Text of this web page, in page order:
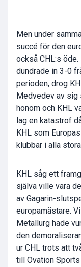
Men under
succé för den
också CHL:s
dundrade in 3-0
perioden, drog
Medvedev av
honom och KHL
lag en katastrof
KHL som
klubbar i alla
KHL såg ett
själva ville vara
av Gagarin-
europamästare.
Metallurg hade
den
ur CHL trots att
till Ovation Sports